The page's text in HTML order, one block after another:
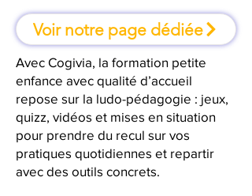
Voir notre page dédiée
Avec Cogivia, la formation petite
enfance avec qualité d’accueil
repose sur la ludo-pédagogie : jeux,
quizz, vidéos et mises en situation
pour prendre du recul sur vos
pratiques quotidiennes et repartir
avec des outils concrets.